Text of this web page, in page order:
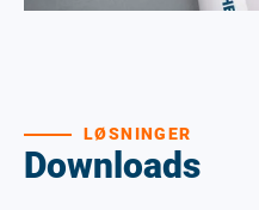
Downloads
LØSNINGER